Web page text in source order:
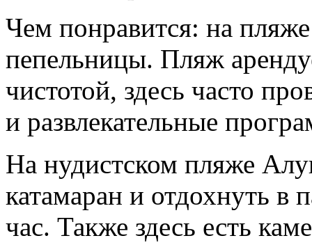
Чем понравится: на
пепельницы. Пляж
чистотой, здесь часто
и развлекательные
На нудистском пляже
катамаран и отдохнуть в
час. Также здесь есть